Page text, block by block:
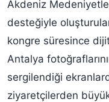
Akdeniz
desteğiyle
kongre süresince
Antalya
sergilendiği
ziyaretçilerden